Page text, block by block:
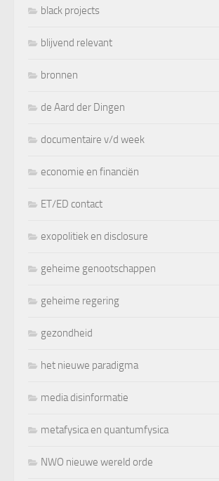
black projects
blijvend relevant
bronnen
de Aard der Dingen
documentaire v/d week
economie en financiën
ET/ED contact
exopolitiek en disclosure
geheime genootschappen
geheime regering
gezondheid
het nieuwe paradigma
media disinformatie
metafysica en quantumfysica
NWO nieuwe wereld orde